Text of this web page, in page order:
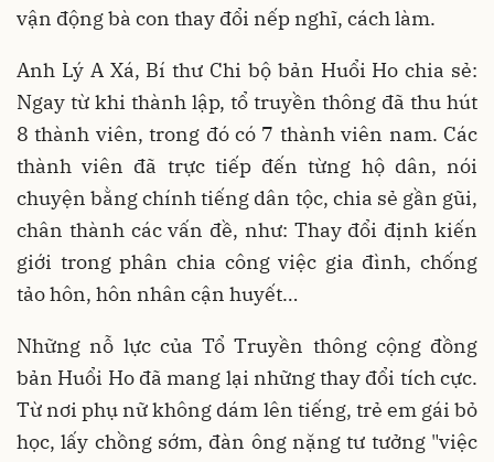
vận động bà con thay đổi nếp nghĩ, cách làm.
Anh Lý A Xá, Bí thư Chi bộ bản Huổi Ho chia sẻ:
Ngay từ khi thành lập, tổ truyền thông đã thu hút
8 thành viên, trong đó có 7 thành viên nam. Các
thành viên đã trực tiếp đến từng hộ dân, nói
chuyện bằng chính tiếng dân tộc, chia sẻ gần gũi,
chân thành các vấn đề, như: Thay đổi định kiến
giới trong phân chia công việc gia đình, chống
tảo hôn, hôn nhân cận huyết…
Những nỗ lực của Tổ Truyền thông cộng đồng
bản Huổi Ho đã mang lại những thay đổi tích cực.
Từ nơi phụ nữ không dám lên tiếng, trẻ em gái bỏ
học, lấy chồng sớm, đàn ông nặng tư tưởng "việc